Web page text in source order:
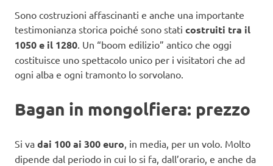
Sono costruzioni affascinanti e anche una importante
testimonianza storica poiché sono stati costruiti tra il
1050 e il 1280. Un “boom edilizio” antico che oggi
costituisce uno spettacolo unico per i visitatori che ad
ogni alba e ogni tramonto lo sorvolano.
Bagan in mongolfiera: prezzo
Si va dai 100 ai 300 euro, in media, per un volo. Molto
dipende dal periodo in cui lo si fa, dall’orario, e anche da